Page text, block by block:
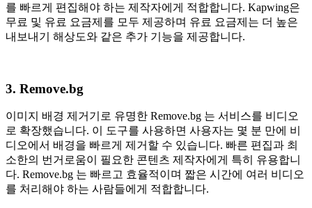
를 빠르게 편집해야 하는 제작자에게 적합합니다. Kapwing은
무료 및 유료 요금제를 모두 제공하며 유료 요금제는 더 높은
내보내기 해상도와 같은 추가 기능을 제공합니다.
3. Remove.bg
이미지 배경 제거기로 유명한 Remove.bg 는 서비스를 비디오
로 확장했습니다. 이 도구를 사용하면 사용자는 몇 분 만에 비
디오에서 배경을 빠르게 제거할 수 있습니다. 빠른 편집과 최
소한의 번거로움이 필요한 콘텐츠 제작자에게 특히 유용합니
다. Remove.bg 는 빠르고 효율적이며 짧은 시간에 여러 비디오
를 처리해야 하는 사람들에게 적합합니다.